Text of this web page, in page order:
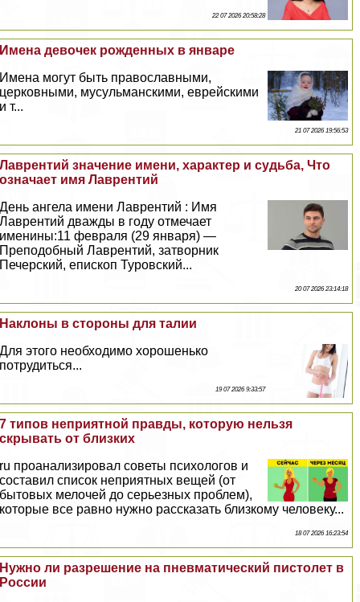
22 07 2026 20:58:28
Имена девочек рожденных в январе
Имена могут быть православными,
церковными, мусульманскими, еврейскими
и т...
21 07 2026 19:56:53
Лаврентий значение имени, хаpaктер и судьба, Что
означает имя Лаврентий
День ангела имени Лаврентий : Имя
Лаврентий дважды в году отмечает
именины:11 февраля (29 января) —
Преподобный Лаврентий, затворник
Печерский, епископ Туровский...
20 07 2026 23:14:18
Наклоны в стороны для талии
Для этого необходимо хорошенько
потрудиться...
19 07 2026 9:33:57
7 типов неприятной правды, которую нельзя
скрывать от близких
ru проанализировал советы психологов и
составил список неприятных вещей (от
бытовых мелочей до серьезных проблем),
которые все равно нужно рассказать близкому человеку...
18 07 2026 16:23:54
Нужно ли разрешение на пневматический пистолет в
России